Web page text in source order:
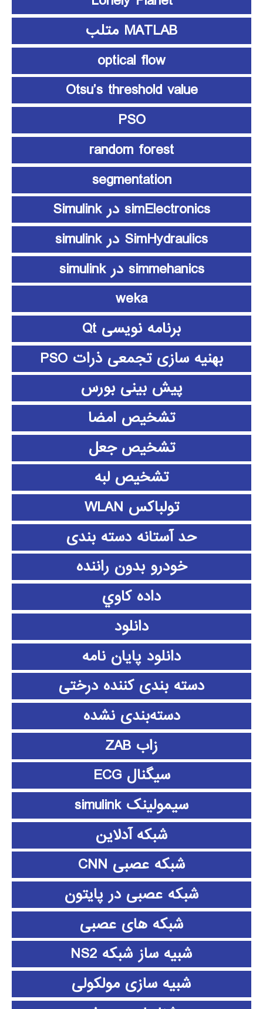
MATLAB متلب
optical flow
Otsu’s threshold value
PSO
random forest
segmentation
simElectronics در Simulink
SimHydraulics در simulink
simmehanics در simulink
weka
برنامه نویسی Qt
بهنیه سازی تجمعی ذرات PSO
پیش بینی بورس
تشخیص امضا
تشخیص جعل
تشخیص لبه
تولباکس WLAN
حد آستانه دسته بندی
خودرو بدون راننده
داده كاوي
دانلود
دانلود پايان نامه
دسته بندی کننده درختی
دسته‌بندی نشده
زاب ZAB
سیگنال ECG
سیمولینک simulink
شبکه آدلاین
شبکه عصبی CNN
شبکه عصبی در پایتون
شبکه های عصبی
شبیه ساز شبکه NS2
شبیه سازی مولکولی